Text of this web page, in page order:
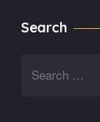
Search